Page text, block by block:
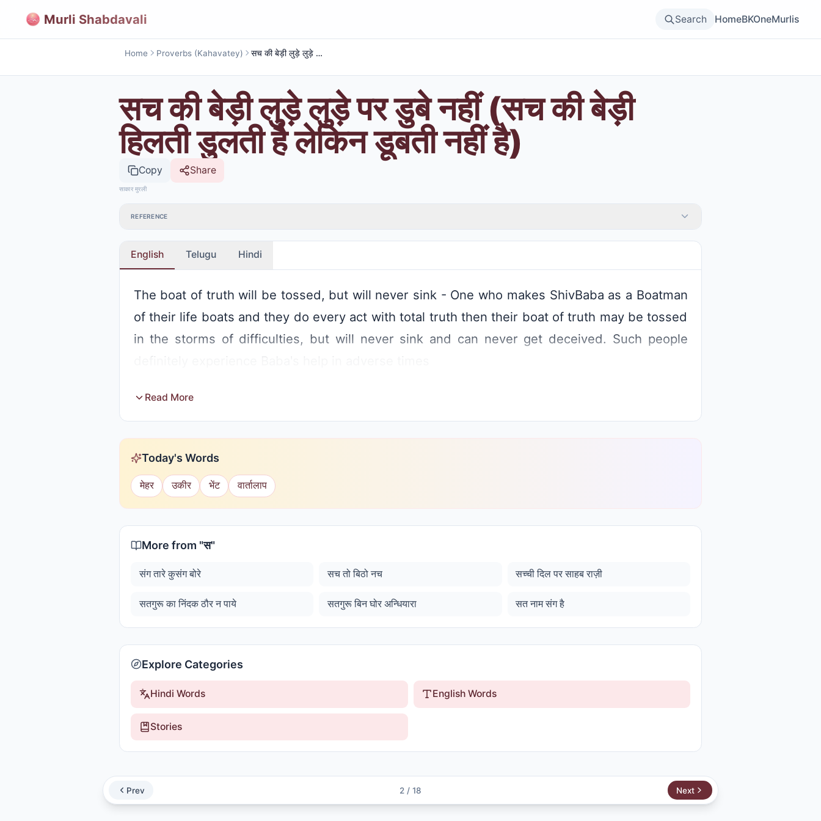
Murli Shabdavali Search HomeBKOneMurlis
Home Proverbs (Kahavatey) सच की बेड़ी लुड़े लुड़े पर डुबे नहीं (सच की बेड़ी हिलती डुलती है लेकिन डूबती नहीं है)
सच की बेड़ी लुड़े लुड़े पर डुबे नहीं (सच की बेड़ी
हिलती डुलती है लेकिन डूबती नहीं है)
Copy Share
साकार मुरली
REFERENCE
English Telugu Hindi
The boat of truth will be tossed, but will never sink - One who makes ShivBaba as a Boatman
of their life boats and they do every act with total truth then their boat of truth may be tossed
in the storms of difficulties, but will never sink and can never get deceived. Such people
definitely experience Baba's help in adverse times
Read More
Today's Words
मेहर उकीर भेंट वार्तालाप
More from "स"
संग तारे कुसंग बोरे सच तो बिठो नच सच्ची दिल पर साहब राज़ी
सतगुरू का निंदक ठौर न पाये सतगुरू बिन घोर अन्धियारा सत नाम संग है
Explore Categories
Hindi Words English Words
Stories
Prev 2 / 18 Next